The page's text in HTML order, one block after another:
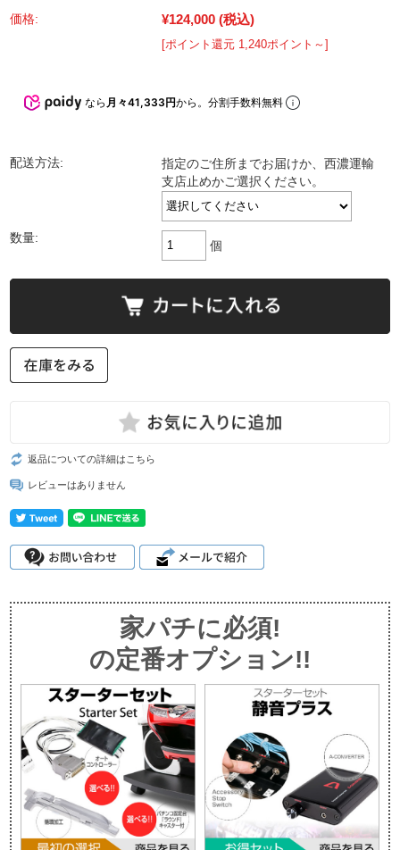
価格: ¥124,000 (税込)
[ポイント還元 1,240ポイント～]
なら 月々41,333円から。分割手数料無料
配送方法:
指定のご住所までお届けか、西濃運輸
支店止めかご選択ください。
数量:
個
返品についての詳細はこちら
レビューはありません
家パチに必須!
の定番オプション!!